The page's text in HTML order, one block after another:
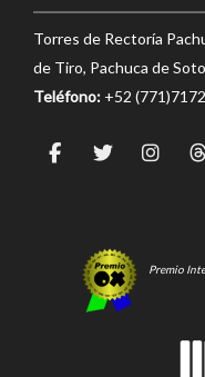
Torres de Rectoría
de Tiro, Pachuca de
Teléfono: +52
Premio